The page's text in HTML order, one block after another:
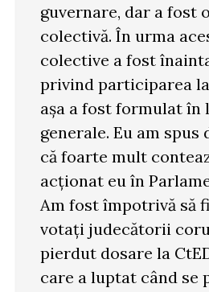
guvernare, dar a fost
colectivă. În urma
colective a fost
privind participarea
așa a fost formulat în
generale. Eu am spus
că foarte mult
acționat eu în
Am fost împotrivă să
votați judecătorii
pierdut dosare la
care a luptat când se